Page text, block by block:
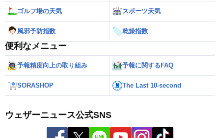
ゴルフ場の天気 スポーツ天気
風邪予防指数 乾燥指数
便利なメニュー
予報精度向上の取り組み 予報に関するFAQ
SORASHOP The Last 10-second
ウェザーニュース公式SNS